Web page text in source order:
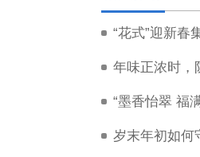
“花式”迎新春
年味正浓时，
“墨香怡翠 福
岁末年初如何